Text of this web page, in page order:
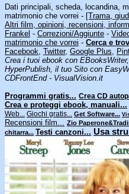
Dati principali, scheda, locandina,
matrimonio che vorrei - [Trama,
Altri film, opinioni, recensioni,
Frankel - Correzioni/Aggiunte -
matrimonio che vorrei - Cerca e
Facebook, Twitter, Google Plus,
Crea i tuoi ebook con
HyperPublish, il tuo Sito con
CDFrontEnd - VisualVision.it
Programmi gratis... Crea CD
Crea e proteggi ebook, manuali...
Web... Giochi gratis... Get Software...
Recensioni film... Zio
chitarra... Testi canzoni... Usa